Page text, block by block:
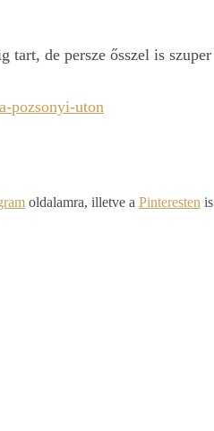
tart, de persze ősszel is szuper
pozsonyi-uton
oldalamra, illetve a Pinteresten is